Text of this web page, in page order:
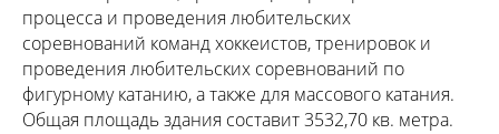
процесса и проведения любительских
соревнований команд хоккеистов, тренировок и
проведения любительских соревнований по
фигурному катанию, а также для массового катания.
Общая площадь здания составит 3532,70 кв. метра.